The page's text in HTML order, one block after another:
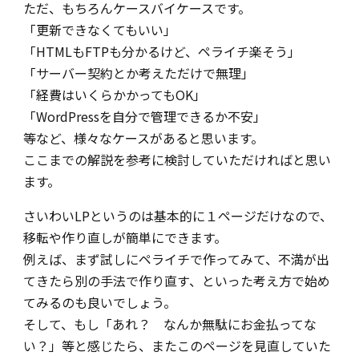
ただ、もちろんケースバイケースです。
「更新できなくてもいい」
「HTMLもFTPも分かるけど、ペライチ楽そう」
「サーバー契約とか考えただけで無理」
「経費はいくらかかってもOK」
「WordPressを自分で管理できるか不安」
等など、様々なケースがあると思います。
ここまでの解説を参考に検討していただければと思い
ます。
さいわいLPというのは基本的に１ページだけなので、
移転や作り直しが簡単にできます。
例えば、まず試しにペライチで作ってみて、不満が出
てきたら別の手法で作り直す、といった考え方で始め
てみるのも良いでしょう。
そして、もし「あれ？ なんか無駄にお金払ってな
い？」等と感じたら、またこのページを見直していた